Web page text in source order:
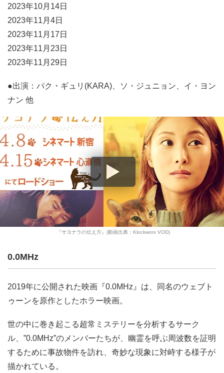
2023年10月14日
2023年11月4日
2023年11月17日
2023年11月23日
2023年11月29日
●出演：パク・ギュリ(KARA)、ソ・ジュニョン、イ・ヨン
ナン 他
『サヨナラの伝え方』(動画出典：Klockworx VOD)
0.0MHz
2019年に公開された映画『0.0MHz』は、同名のウェブト
ゥーンを原作としたホラー映画。
世の中に巻き起こる超常ミステリーを分析するサーク
ル、”0.0MHz”のメンバーたちが、幽霊を呼ぶ周波数を証明
するために事故物件を訪れ、奇妙な現象に対峙する様子が
描かれている。